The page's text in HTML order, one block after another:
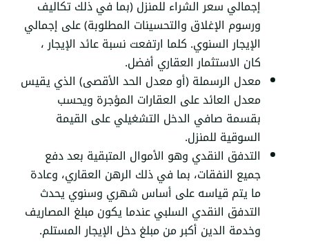
إجمالي سعر الشراء للمنزل (بما في ذلك تكاليف
ورسوم الإغلاق والتحسينات المطلوبة) على إجمالي
الإيجار السنوي. كلما ارتفعت نسبة عائد الإيجار ،
كان الاستثمار العقاري أفضل.
معدل الرسملة (أو معدل الحد الأقصى) الذي يقيس
معدل العائد على العقارات المؤجرة ويحسب
بقسمة صافي الدخل التشغيلي على القيمة
السوقية للمنزل.
التدفق النقدي وهو الأموال المتبقية بعد دفع
جميع النفقات، بما في ذلك الرهن العقاري، وعادة
ما يتم قياسه على أساس شهري وسنوي يحدث
التدفق النقدي السلبي عندما يكون مبلغ المصاريف
وخدمة الدين أكبر من مبلغ دخل الإيجار المستلم.